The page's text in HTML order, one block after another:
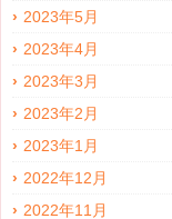
2023年5月
2023年4月
2023年3月
2023年2月
2023年1月
2022年12月
2022年11月